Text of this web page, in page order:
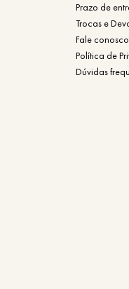
Prazo de
Trocas e
Fale conosco
Política de
Dúvidas